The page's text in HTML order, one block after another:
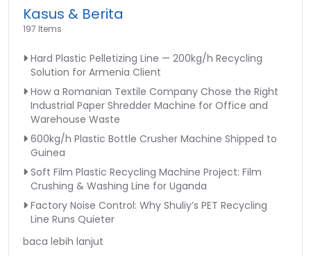
Kasus & Berita
197 Items
Hard Plastic Pelletizing Line — 200kg/h Recycling
Solution for Armenia Client
How a Romanian Textile Company Chose the Right
Industrial Paper Shredder Machine for Office and
Warehouse Waste
600kg/h Plastic Bottle Crusher Machine Shipped to
Guinea
Soft Film Plastic Recycling Machine Project: Film
Crushing & Washing Line for Uganda
Factory Noise Control: Why Shuliy’s PET Recycling
Line Runs Quieter
baca lebih lanjut